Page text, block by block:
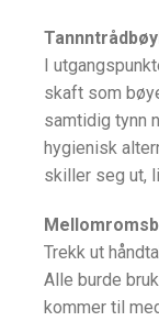
I
skaft som
samtidig tynn
hygienisk
skiller seg ut,
Trekk ut
Alle burde
kommer til